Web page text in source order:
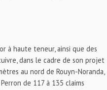
à haute teneur, ainsi que des
dans le cadre de son projet
au nord de Rouyn-Noranda,
de 117 à 135 claims